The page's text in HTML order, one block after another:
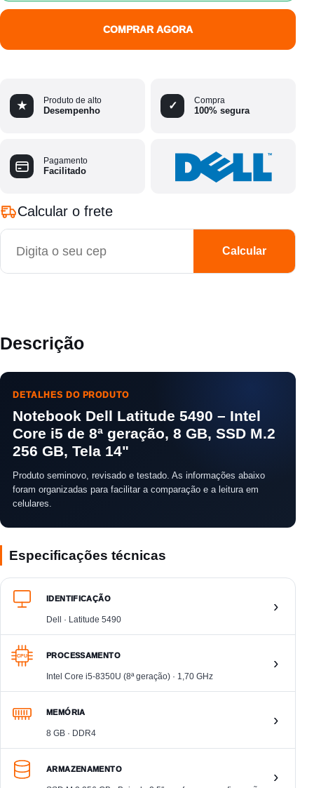
COMPRAR AGORA
★ Produto de alto
Desempenho ✓ Compra
100% segura
Pagamento
Facilitado
Calcular o frete
CEP
Calcular
Descrição
DETALHES DO PRODUTO
Notebook Dell Latitude 5490 – Intel
Core i5 de 8ª geração, 8 GB, SSD M.2
256 GB, Tela 14"
Produto seminovo, revisado e testado. As informações abaixo
foram organizadas para facilitar a comparação e a leitura em
celulares.
Especificações técnicas
IDENTIFICAÇÃO
Dell · Latitude 5490
›
CPU PROCESSAMENTO
Intel Core i5-8350U (8ª geração) · 1,70 GHz
›
MEMÓRIA
8 GB · DDR4
›
ARMAZENAMENTO ›